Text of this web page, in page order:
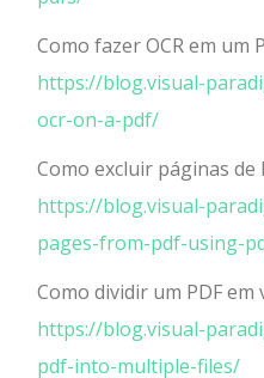
Como fazer OCR em um
https://blog.visual-
ocr-on-a-pdf/
Como excluir páginas de
https://blog.visual-
pages-from-pdf-using-
Como dividir um PDF
https://blog.visual-
pdf-into-multiple-files/